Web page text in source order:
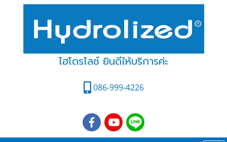
ไฮโดรไลซ์ ยินดีให้บริการค่ะ
086-999-4226